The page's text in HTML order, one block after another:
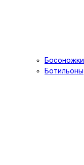
Босоножки
Ботильоны